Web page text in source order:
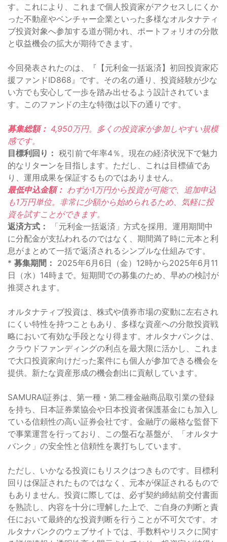
す。これにより、これまで個人投資家がアクセスしにくか
った不動産やベンチャー企業といった多様なオルタナティ
ブ投資対象へ参加する道が開かれ、ポートフォリオの分散
と収益機会の拡大が期待できます。
今回発表されたのは、『【元利金一括返済】初回投資家応
援ファンドID868』です。その名の通り、投資経験が少な
い方でも安心して一歩を踏み出せるよう設計されていま
す。このファンドの主な特徴は以下の通りです。
募集総額： 4,950万円。多くの投資家が参加しやすい規模
感です。
目標利回り： 税引前で年率4％。現在の経済状況下で魅力
的なリターンを目指します。ただし、これは目標値であ
り、運用成果を保証するものではありません。
最低申込金額： わずか1万円から投資が可能で、追加申込
も1万円単位。非常に少額から始められるため、気軽に投
資を試すことができます。
返済方式：
「元利金一括返済」方式を採用。運用期間中
に分配金が支払われるのではなく、期間満了時に元本と利
息がまとめて一括で返済されるシンプルな仕組みです。
* 募集期間： 2025年6月6日（金）12時から2025年6月11
日（水）14時まで。短期間での募集のため、早めの検討が
推奨されます。
オルタナティブ投資は、株式や債券市場の変動に左右され
にくい特性を持つこともあり、多様な資産への分散投資戦
略において有効な手段となり得ます。オルタナバンクは、
クラウドファンディングの利点を最大限に活かし、これま
で大口投資家向けだった案件にも個人が参加できる機会を
提供。新たな資産形成の機会創出に貢献しています。
SAMURAI証券は、第一種・第二種金融商品取引業の登録
を持ち、日本証券業協会や日本投資者保護基金にも加入し
ている信頼性の高い証券会社です。金融庁の厳格な監督下
で事業運営を行っており、この盤石な基盤が、「オルタナ
バンク」の安全性と信頼性を裏打ちしています。
ただし、いかなる投資にもリスクはつきものです。目標利
回りは保証されたものではなく、元本が保証されるもので
もありません。投資に際しては、必ず契約締結前交付書面
を熟読し、内容を十分に理解した上で、ご自身の判断と責
任において最終的な投資判断を行うことが不可欠です。オ
ルタナバンクのウェブサイトでは、手数料やリスクに関す